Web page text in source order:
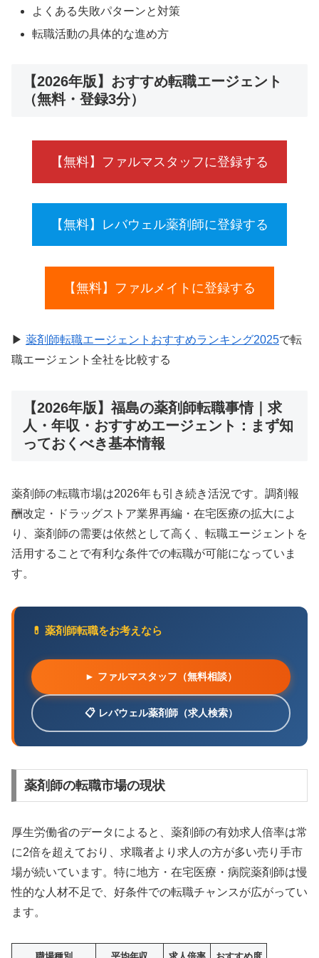
よくある失敗パターンと対策
転職活動の具体的な進め方
【2026年版】おすすめ転職エージェント
（無料・登録3分）
【無料】ファルマスタッフに登録する
【無料】レバウェル薬剤師に登録する
【無料】ファルメイトに登録する
▶ 薬剤師転職エージェントおすすめランキング2025で転
職エージェント全社を比較する
【2026年版】福島の薬剤師転職事情｜求
人・年収・おすすめエージェント：まず知
っておくべき基本情報
薬剤師の転職市場は2026年も引き続き活況です。調剤報
酬改定・ドラッグストア業界再編・在宅医療の拡大によ
り、薬剤師の需要は依然として高く、転職エージェントを
活用することで有利な条件での転職が可能になっていま
す。
💊 薬剤師転職をお考えなら
► ファルマスタッフ（無料相談）
📋 レバウェル薬剤師（求人検索）
薬剤師の転職市場の現状
厚生労働省のデータによると、薬剤師の有効求人倍率は常
に2倍を超えており、求職者より求人の方が多い売り手市
場が続いています。特に地方・在宅医療・病院薬剤師は慢
性的な人材不足で、好条件での転職チャンスが広がってい
ます。